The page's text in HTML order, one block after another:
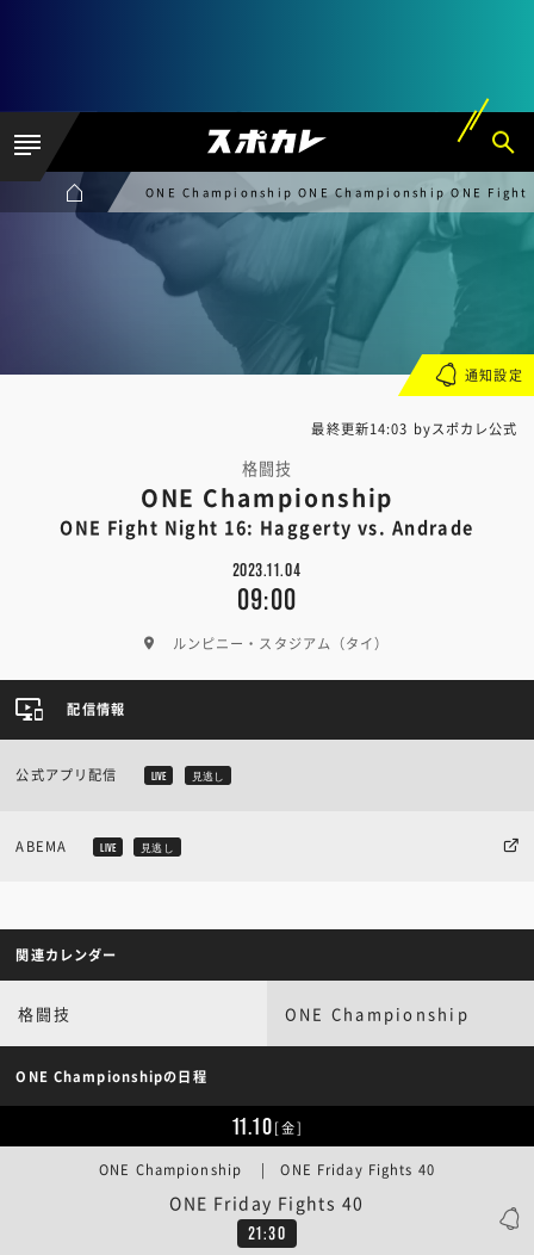
ONE Championship ONE Championship ONE
最終更新14:03 byスポカレ公式
格闘技
ONE Championship
ONE Fight Night 16: Haggerty vs. Andrade
2023.11.04
09:00
ルンピニー・スタジアム（タイ）
通知設定
配信情報
公式アプリ配信 LIVE 見逃し
ABEMA LIVE 見逃し
関連カレンダー
格闘技 ONE Championship
ONE Championshipの日程
11.10[金]
21:30
ONE Friday Fights 40
ONE Championship | ONE Friday Fights 40